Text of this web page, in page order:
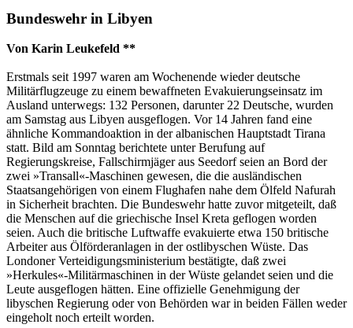
Bundeswehr in Libyen
Von Karin Leukefeld **
Erstmals seit 1997 waren am Wochenende wieder deutsche
Militärflugzeuge zu einem bewaffneten Evakuierungseinsatz im
Ausland unterwegs: 132 Personen, darunter 22 Deutsche, wurden
am Samstag aus Libyen ausgeflogen. Vor 14 Jahren fand eine
ähnliche Kommandoaktion in der albanischen Hauptstadt Tirana
statt. Bild am Sonntag berichtete unter Berufung auf
Regierungskreise, Fallschirmjäger aus Seedorf seien an Bord der
zwei »Transall«-Maschinen gewesen, die die ausländischen
Staatsangehörigen von einem Flughafen nahe dem Ölfeld Nafurah
in Sicherheit brachten. Die Bundeswehr hatte zuvor mitgeteilt, daß
die Menschen auf die griechische Insel Kreta geflogen worden
seien. Auch die britische Luftwaffe evakuierte etwa 150 britische
Arbeiter aus Ölförderanlagen in der ostlibyschen Wüste. Das
Londoner Verteidigungsministerium bestätigte, daß zwei
»Herkules«-Militärmaschinen in der Wüste gelandet seien und die
Leute ausgeflogen hätten. Eine offizielle Genehmigung der
libyschen Regierung oder von Behörden war in beiden Fällen weder
eingeholt noch erteilt worden.